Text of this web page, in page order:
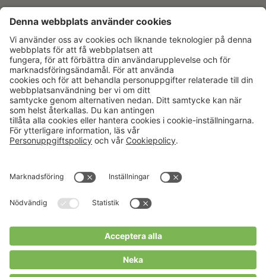
Karriär
Kalender
Verksamheter
Om Hushållningssällskapet
Hushållningssällskapens
Tjänster
Välkommen till Portalen!